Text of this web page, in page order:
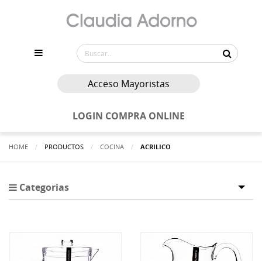
Acceso Mayoristas
LOGIN COMPRA ONLINE
HOME PRODUCTOS COCINA ACTUALMENTE:
ACRILICO
Categorias